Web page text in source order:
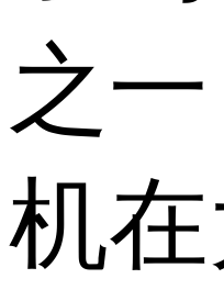
之
机